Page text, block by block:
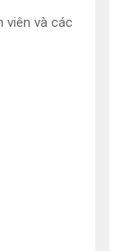
viên và các